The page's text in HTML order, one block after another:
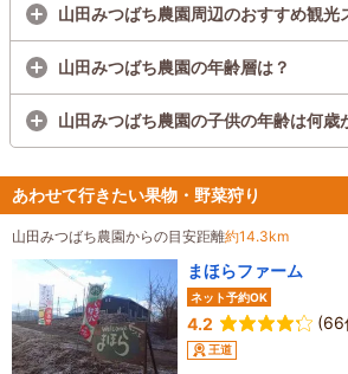
山田みつばち農園周辺のおすすめ観光
山田みつばち農園の年齢層は？
山田みつばち農園の子供の年齢は何歳
あわせて行きたい果物・野菜狩り
山田みつばち農園からの目安距離約14.3km
まほらファーム
ネット予約OK
4.2 (66
王道